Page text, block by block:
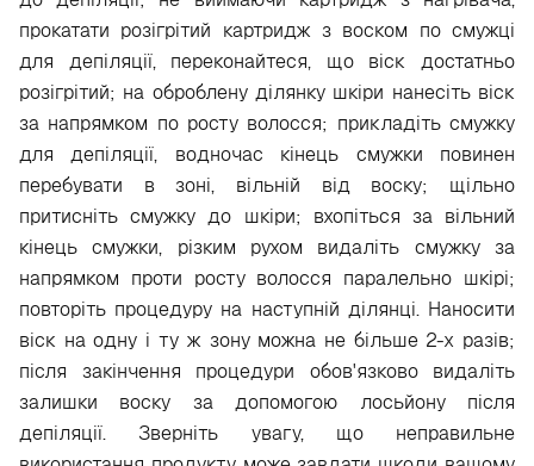
прокатати розігрітий картридж з воском по смужці
для депіляції, переконайтеся, що віск достатньо
розігрітий; на оброблену ділянку шкіри нанесіть віск
за напрямком по росту волосся; прикладіть смужку
для депіляції, водночас кінець смужки повинен
перебувати в зоні, вільній від воску; щільно
притисніть смужку до шкіри; вхопіться за вільний
кінець смужки, різким рухом видаліть смужку за
напрямком проти росту волосся паралельно шкірі;
повторіть процедуру на наступній ділянці. Наносити
віск на одну і ту ж зону можна не більше 2-х разів;
після закінчення процедури обов'язково видаліть
залишки воску за допомогою лосьйону після
депіляції. Зверніть увагу, що неправильне